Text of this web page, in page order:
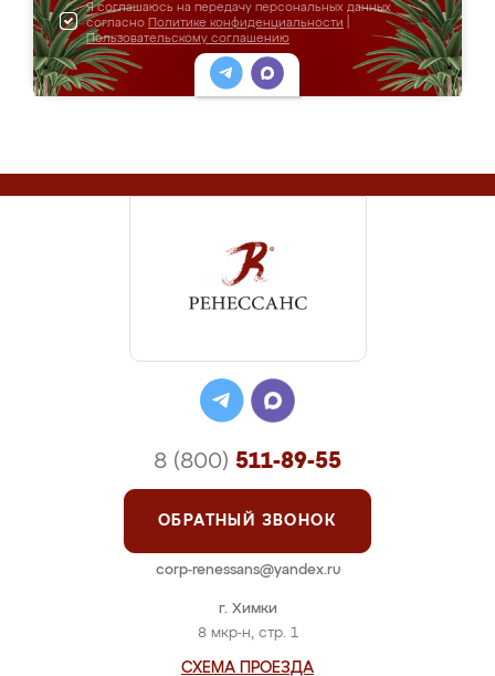
Я соглашаюсь на передачу персональных данных
согласно Политике конфиденциальности
Пользовательскому соглашению
г. Химки
8 мкр-н, стр. 1
СХЕМА ПРОЕЗДА
8 (800) 511-89-55
ОБРАТНЫЙ ЗВОНОК
corp-renessans@yandex.ru